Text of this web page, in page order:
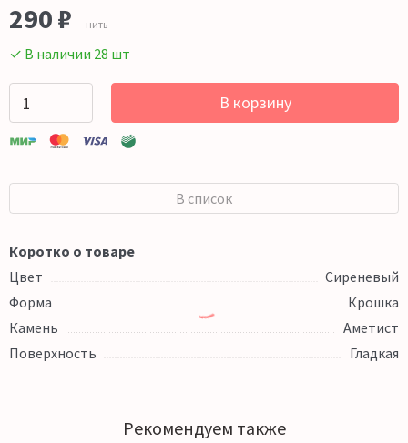
290 ₽ нить
✓ В наличии 28 шт
В корзину
В список
Коротко о товаре
Цвет
Сиреневый
Форма
Крошка
Камень
Аметист
Поверхность
Гладкая
Рекомендуем также